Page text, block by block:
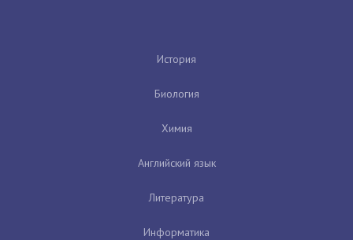
История
Биология
Химия
Английский язык
Литература
Информатика